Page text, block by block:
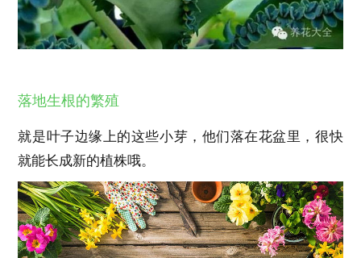
落地生根的繁殖
就是叶子边缘上的这些小芽，他们落在花盆里，很快
就能长成新的植株哦。